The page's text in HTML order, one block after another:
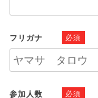
フリガナ 必須
参加人数 必須